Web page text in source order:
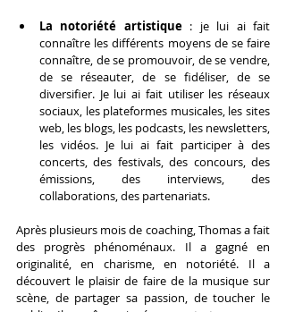
La notoriété artistique : je lui ai fait
connaître les différents moyens de se faire
connaître, de se promouvoir, de se vendre,
de se réseauter, de se fidéliser, de se
diversifier. Je lui ai fait utiliser les réseaux
sociaux, les plateformes musicales, les sites
web, les blogs, les podcasts, les newsletters,
les vidéos. Je lui ai fait participer à des
concerts, des festivals, des concours, des
émissions, des interviews, des
collaborations, des partenariats.
Après plusieurs mois de coaching, Thomas a fait
des progrès phénoménaux. Il a gagné en
originalité, en charisme, en notoriété. Il a
découvert le plaisir de faire de la musique sur
scène, de partager sa passion, de toucher le